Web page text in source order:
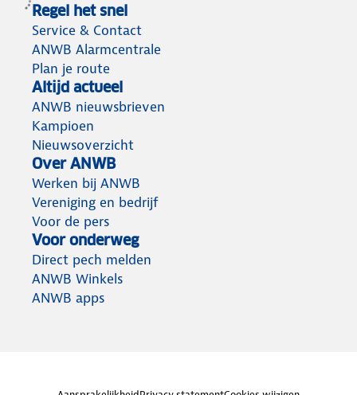
Regel het snel
Service & Contact
ANWB Alarmcentrale
Plan je route
Altijd actueel
ANWB nieuwsbrieven
Kampioen
Nieuwsoverzicht
Over ANWB
Werken bij ANWB
Vereniging en bedrijf
Voor de pers
Voor onderweg
Direct pech melden
ANWB Winkels
ANWB apps